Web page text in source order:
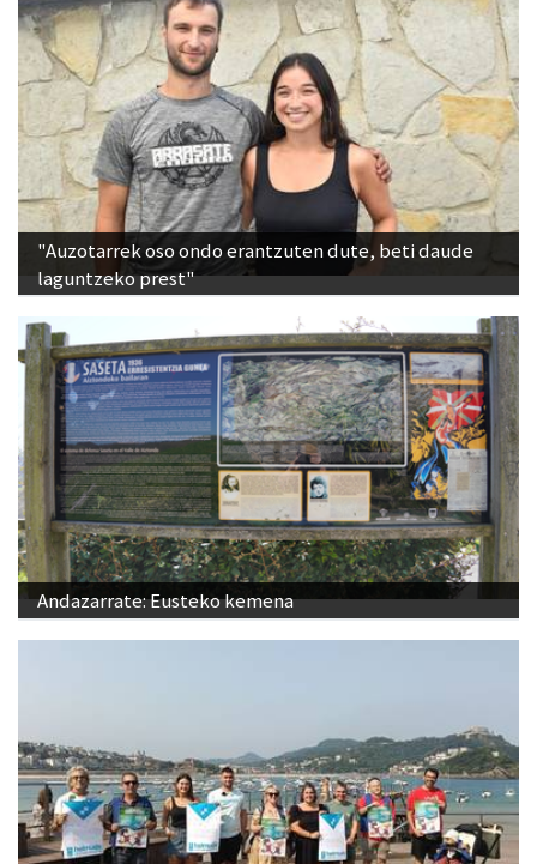
"Auzotarrek oso ondo erantzuten dute, beti daude
laguntzeko prest"
Andazarrate: Eusteko kemena